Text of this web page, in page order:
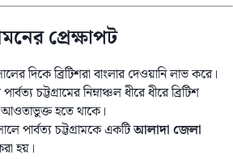
প্রেক্ষাপট
দিকে ব্রিটিশরা বাংলার দেওয়ানি লাভ করে।
চট্টগ্রামের নিম্নাঞ্চল ধীরে ধীরে ব্রিটিশ
হতে থাকে।
পার্বত্য চট্টগ্রামকে একটিআলাদা জেলা
হয়।